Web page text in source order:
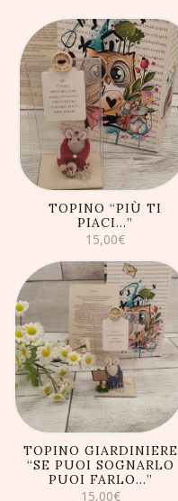
AGGIUNGI AL
CARRELLO
TOPINO “PIÙ TI
PIACI…”
15,00€
AGGIUNGI AL
CARRELLO
TOPINO GIARDINIERE
“SE PUOI SOGNARLO
PUOI FARLO…”
15,00€